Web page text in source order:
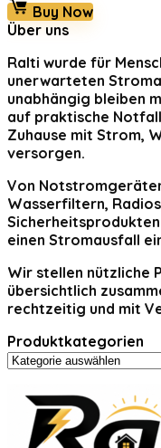
Buy Now
Über uns
Ralti wurde für
unerwarteten
unabhängig bleiben
auf praktische
Zuhause mit Strom,
versorgen.
Von
Wasserfiltern,
einen Stromausfall
Wir stellen nützliche
übersichtlich
rechtzeitig und mit
Produktkategorien